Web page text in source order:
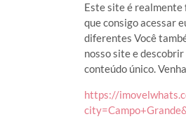
Este site é realmente
que consigo acessar
diferentes Você
nosso site e
conteúdo único.
https://